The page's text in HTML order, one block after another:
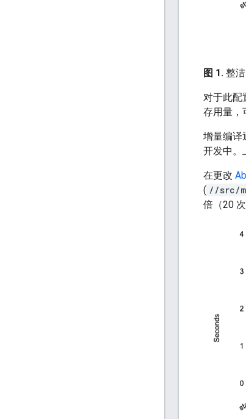
图 1. 整
对于此配
存用量，
增量编译
开发中。
在更改
( //src/
倍（20